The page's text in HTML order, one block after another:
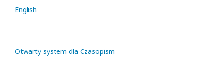
English
Otwarty system dla Czasopism